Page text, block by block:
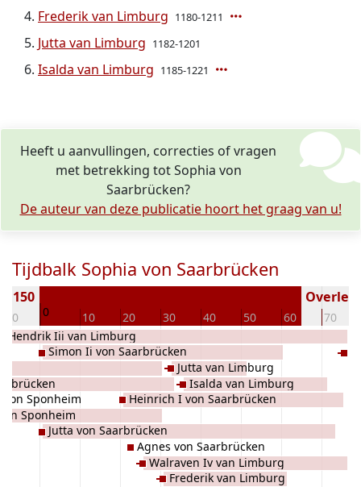
Frederik van Limburg 1180-1211
Jutta van Limburg 1182-1201
Isalda van Limburg 1185-1221
Heeft u aanvullingen, correcties of vragen
met betrekking tot Sophia von
Saarbrücken?
De auteur van deze publicatie hoort het graag van u!
Tijdbalk Sophia von Saarbrücken
-10 0 10 20 30 40 50 60 70
1150
Sponheim
Sponheim
Hendrik Iii van Limburg
Simon Ii von Saarbrücken
Jutta von Saarbrücken
Heinrich I von Saarbrücken
Agnes von Saarbrücken
Walraven Iv van Limburg
Frederik van Limburg
Jutta van Limburg
Isalda van Limburg